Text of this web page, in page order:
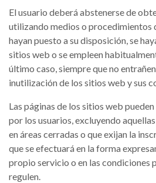
El usuario deberá abstenerse de
utilizando medios o procedimientos
hayan puesto a su disposición, se
sitios web o se empleen
último caso, siempre que no
inutilización de los sitios web y sus
Las páginas de los sitios web
por los usuarios, excluyendo
en áreas cerradas o que exijan la
que se efectuará en la forma
propio servicio o en las condiciones
regulen.